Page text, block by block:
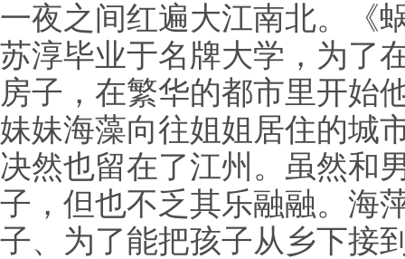
一夜之间红遍大江南北。《
苏淳毕业于名牌大学，为了
房子，在繁华的都市里开始
妹妹海藻向往姐姐居住的城
决然也留在了江州。虽然和
子，但也不乏其乐融融。海
子、为了能把孩子从乡下接